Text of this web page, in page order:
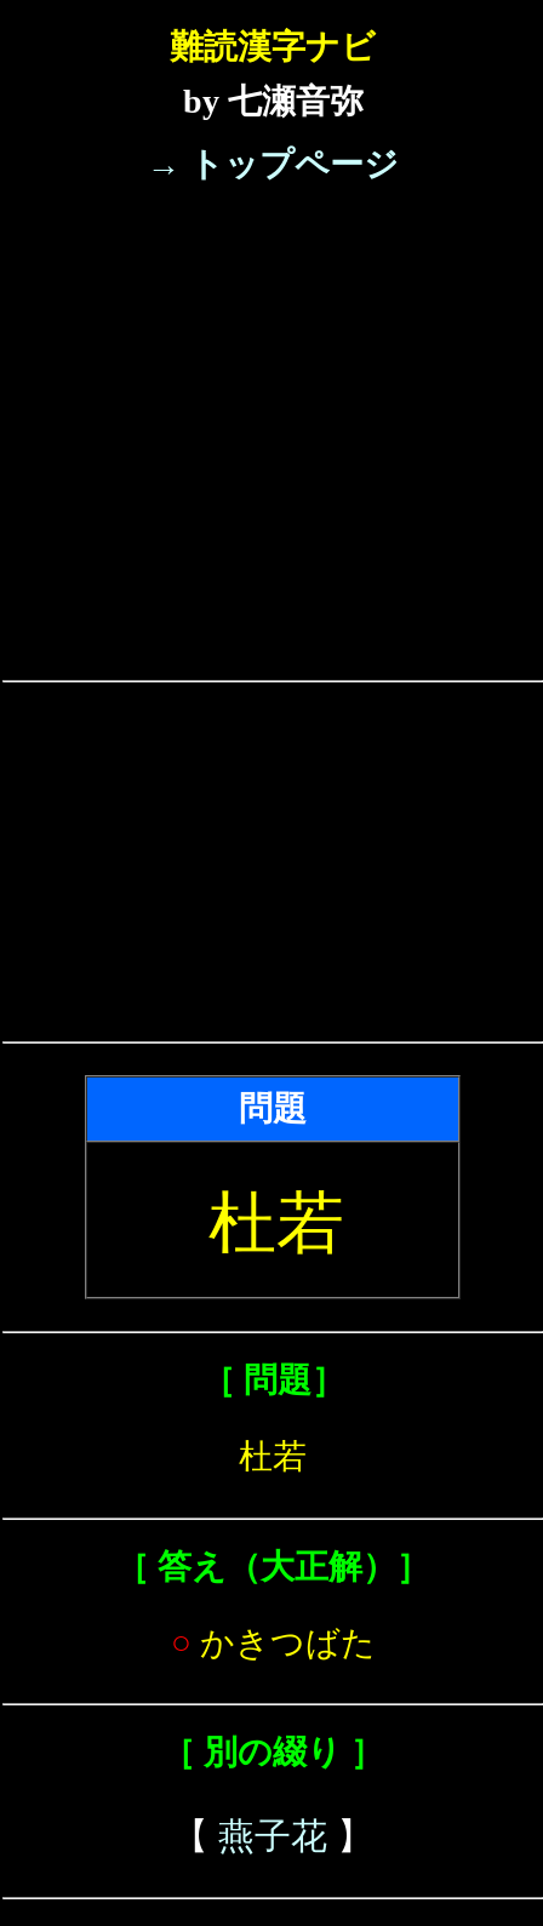
難読漢字ナビ
by 七瀬音弥
→ トップページ
問題
杜若
［ 問題］
杜若
［ 答え（大正解）］
○ かきつばた
［ 別の綴り ］
【 燕子花 】